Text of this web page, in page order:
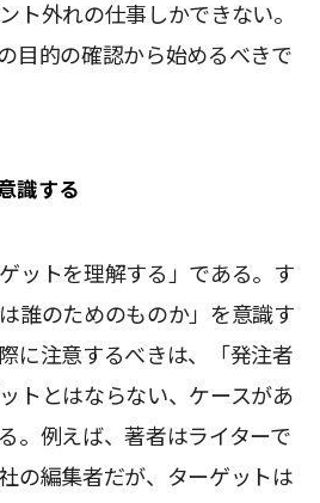
ト外れの仕事しかできない。
目的の確認から始めるべきで
識する
ットを理解する」である。す
誰のためのものか」を意識す
に注意するべきは、「発注者
トとはならない、ケースがあ
。例えば、著者はライターで
の編集者だが、ターゲットは